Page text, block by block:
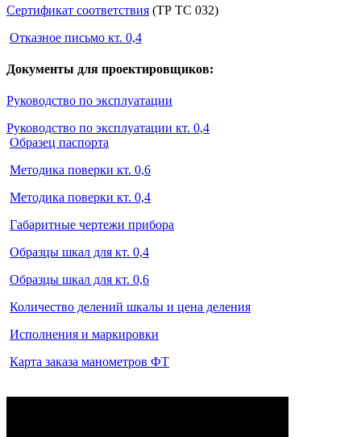
Сертификат соответствия (ТР ТС 032)
Отказное письмо кт. 0,4
Документы для проектировщиков:
Руководство по эксплуатации
Руководство по эксплуатации кт. 0,4
Образец паспорта
Методика поверки кт. 0,6
Методика поверки кт. 0,4
Габаритные чертежи прибора
Образцы шкал для кт. 0,4
Образцы шкал для кт. 0,6
Количество делений шкалы и цена деления
Исполнения и маркировки
Карта заказа манометров ФТ